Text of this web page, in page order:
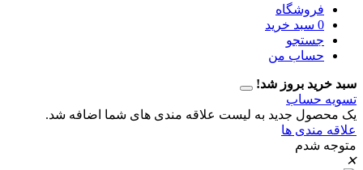
سبد خرید
من
بروز شد!
جدید به لیست علاقه مندی های شما اضافه شد.
ها